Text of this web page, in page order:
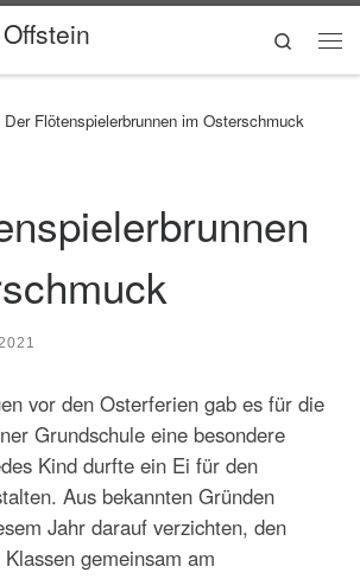
Search
Der Flötenspielerbrunnen im Osterschmuck
vor den Osterferien gab es für die
Grundschule eine besondere
Kind durfte ein Ei für den
Aus bekannten Gründen
Jahr darauf verzichten, den
gemeinsam am